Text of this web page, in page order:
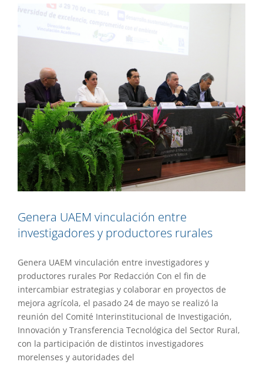
Genera UAEM vinculación entre
investigadores y productores rurales
Genera UAEM vinculación entre investigadores y
productores rurales Por Redacción Con el fin de
intercambiar estrategias y colaborar en proyectos de
mejora agrícola, el pasado 24 de mayo se realizó la
reunión del Comité Interinstitucional de Investigación,
Innovación y Transferencia Tecnológica del Sector Rural,
con la participación de distintos investigadores
morelenses y autoridades del